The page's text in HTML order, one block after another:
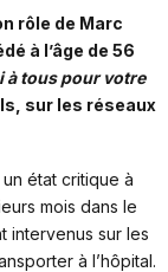
rôle de Marc
à l’âge de 56
à tous pour votre
sur les réseaux
état critique à
mois dans le
intervenus sur les
à l’hôpital.